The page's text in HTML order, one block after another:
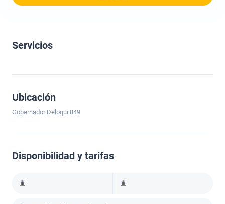
Servicios
Ubicación
Gobernador Deloqui 849
Disponibilidad y tarifas